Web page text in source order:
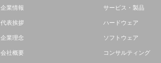
企業情報
代表挨拶
企業理念
会社概要
サービス・製品
ハードウェア
ソフトウェア
コンサルティング